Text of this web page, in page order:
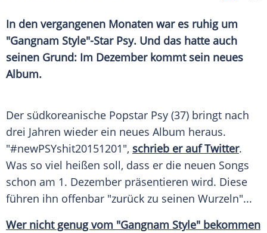
In den vergangenen Monaten war es ruhig um
"Gangnam Style"-Star Psy. Und das hatte auch
seinen Grund: Im Dezember kommt sein neues
Album.
Der südkoreanische Popstar Psy (37) bringt nach
drei Jahren wieder ein neues Album heraus.
"#newPSYshit20151201", schrieb er auf Twitter.
Was so viel heißen soll, dass er die neuen Songs
schon am 1. Dezember präsentieren wird. Diese
führen ihn offenbar "zurück zu seinen Wurzeln"...
Wer nicht genug vom "Gangnam Style" bekommen